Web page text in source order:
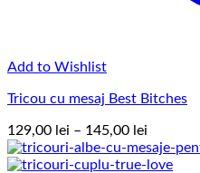
Add to Wishlist
Tricou cu mesaj Best Bitches
129,00 lei – 145,00 lei
de
prețuri: